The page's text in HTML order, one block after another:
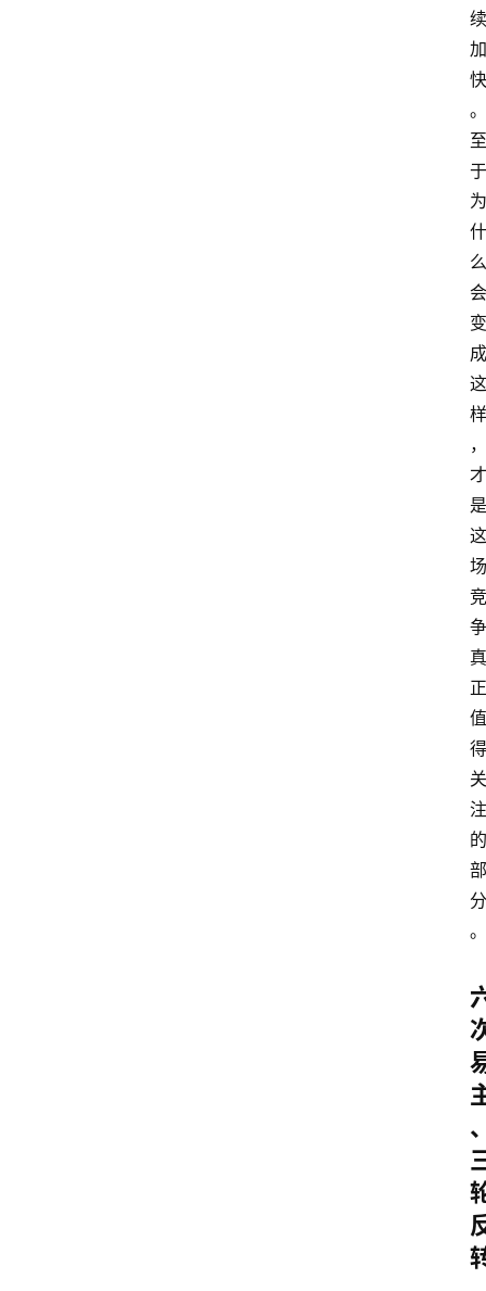
续
加
快
。
至
于
为
什
么
会
变
成
这
样
，
才
是
这
场
竞
争
真
正
值
得
关
注
的
部
分
。